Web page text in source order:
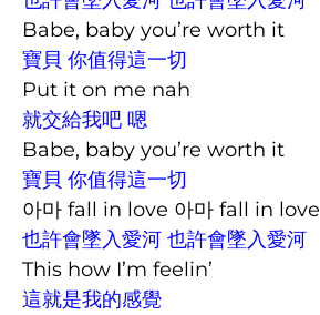
Babe, baby you’re worth it
寶貝 你值得這一切
Put it on me nah
就交給我吧 嗯
Babe, baby you’re worth it
寶貝 你值得這一切
아마 fall in love 아마 fall in love
也許會墜入愛河 也許會墜入愛河
This how I’m feelin’
這就是我的感覺